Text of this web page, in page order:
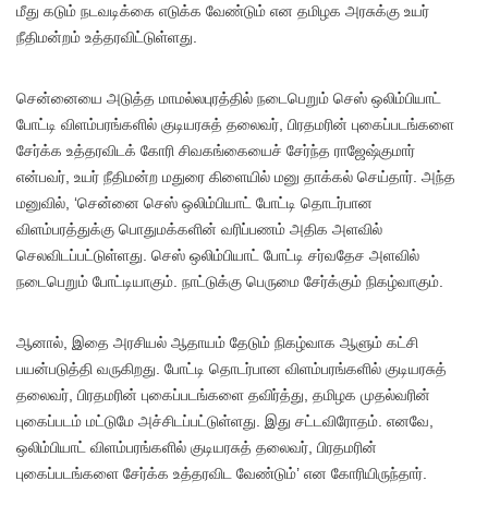
மீது கடும் நடவடிக்கை எடுக்க வேண்டும் என தமிழக அரசுக்கு உயர்
நீதிமன்றம் உத்தரவிட்டுள்ளது.
சென்னையை அடுத்த மாமல்லபுரத்தில் நடைபெறும் செஸ் ஒலிம்பியாட்
போட்டி விளம்பரங்களில் குடியரசுத் தலைவர், பிரதமரின் புகைப்படங்களை
சேர்க்க உத்தரவிடக் கோரி சிவகங்கையைச் சேர்ந்த ராஜேஷ்குமார்
என்பவர், உயர் நீதிமன்ற மதுரை கிளையில் மனு தாக்கல் செய்தார். அந்த
மனுவில், ‘சென்னை செஸ் ஒலிம்பியாட் போட்டி தொடர்பான
விளம்பரத்துக்கு பொதுமக்களின் வரிப்பணம் அதிக அளவில்
செலவிடப்பட்டுள்ளது. செஸ் ஒலிம்பியாட் போட்டி சர்வதேச அளவில்
நடைபெறும் போட்டியாகும். நாட்டுக்கு பெருமை சேர்க்கும் நிகழ்வாகும்.
ஆனால், இதை அரசியல் ஆதாயம் தேடும் நிகழ்வாக ஆளும் கட்சி
பயன்படுத்தி வருகிறது. போட்டி தொடர்பான விளம்பரங்களில் குடியரசுத்
தலைவர், பிரதமரின் புகைப்படங்களை தவிர்த்து, தமிழக முதல்வரின்
புகைப்படம் மட்டுமே அச்சிடப்பட்டுள்ளது. இது சட்டவிரோதம். எனவே,
ஒலிம்பியாட் விளம்பரங்களில் குடியரசுத் தலைவர், பிரதமரின்
புகைப்படங்களை சேர்க்க உத்தரவிட வேண்டும்’ என கோரியிருந்தார்.